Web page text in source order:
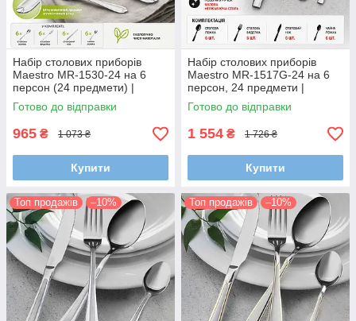
Набір столових приборів
Maestro MR-1530-24 на 6
персон (24 предмети) |
Нержавіюча сталь, комплект
ложок, виделок і ножів
Готово до відправки
965 ₴ 1 073 ₴
Купити
Набір столових приборів
Maestro MR-1517G-24 на 6
персон, 24 предмети |
Нержавіюча сталь
Готово до відправки
1 554 ₴ 1 726 ₴
Купити
Топ продажів –10% Топ продажів –10%